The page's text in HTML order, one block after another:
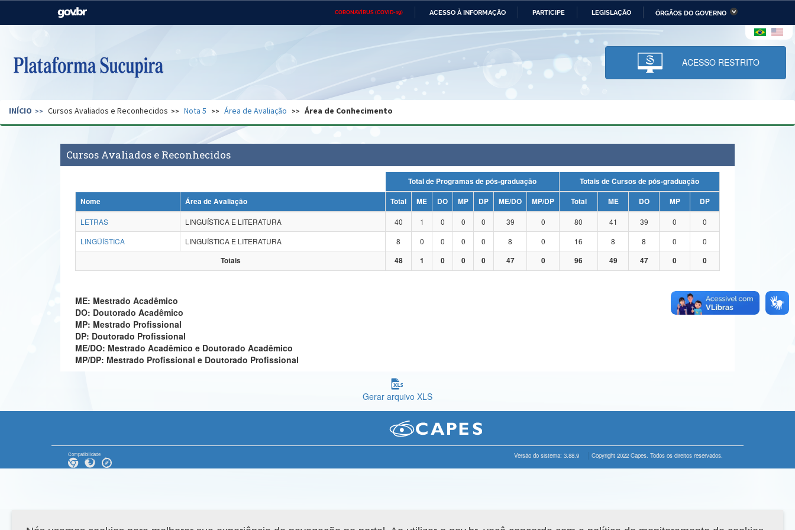
CORONAVÍRUS (COVID-19) ACESSO À INFORMAÇÃO PARTICIPE LEGISLAÇÃO ÓRGÃOS DO GOVERNO
Casa Civil Ministério das Relações Ministério da Economia Ministério da Infraestrutura
Pecuária e Abastecimento
Ministério da Ciência,
Tecnologia, Inovações e
Comunicações
Ministério do Desenvolvimento
Regional e dos Direitos Humanos
Secretaria de Governo Gabinete de Segurança Advocacia-Geral da União Banco Central do Brasil Planalto
ACESSO RESTRITO
INÍCIO Cursos Avaliados e Reconhecidos Nota 5 Área de Avaliação Área de Conhecimento
Cursos Avaliados e Reconhecidos
Total de Programas de pós-graduação
Totais de Cursos de pós-graduação
Nome
Área de Avaliação Total ME DO MP DP ME/DO MP/DP Total ME DO MP
DP
LETRAS
LINGUÍSTICA E LITERATURA 40 1 0 0 0 39 0 80 41 39 0
0
LINGÜÍSTICA
LINGUÍSTICA E LITERATURA 8 0 0 0 0 8 0 16 8 8 0
0
Totais
48 1 0 0 0 47 0 96 49 47 0 0
ME: Mestrado Acadêmico
DO: Doutorado Acadêmico
MP: Mestrado Profissional
DP: Doutorado Profissional
ME/DO: Mestrado Acadêmico e Doutorado Acadêmico
MP/DP: Mestrado Profissional e Doutorado Profissional
Gerar arquivo XLS
Compatibilidade Versão do sistema: 3.88.9 Copyright 2022 Capes. Todos os direitos reservados.